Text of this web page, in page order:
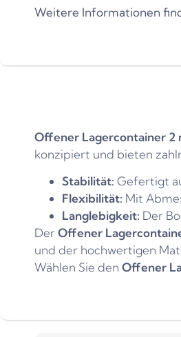
Weitere Informationen
Offener Lagercontainer 2
konzipiert und bieten
Stabilität: Gefertigt
Flexibilität: Mit
Langlebigkeit: Der
Der Offener
und der hochwertigen
Wählen Sie den Offener